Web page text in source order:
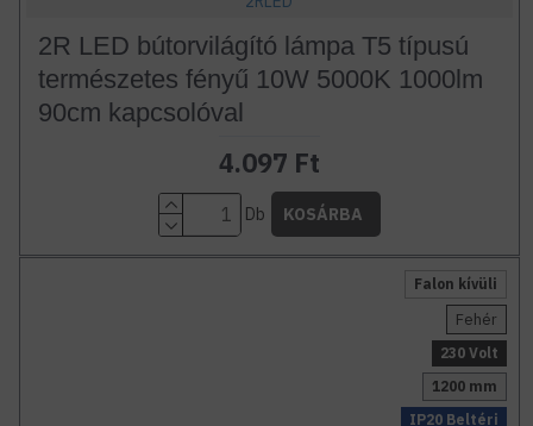
2R LED bútorvilágító lámpa T5 típusú
természetes fényű 10W 5000K 1000lm
90cm kapcsolóval
4.097 Ft
Db KOSÁRBA
Falon kívüli
IP20 Beltéri
Fehér
230 Volt
1200 mm